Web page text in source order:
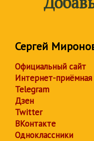
Сергей
Официальный сайт
Интернет-приёмная
Telegram
Дзен
Twitter
ВКонтакте
Одноклассники